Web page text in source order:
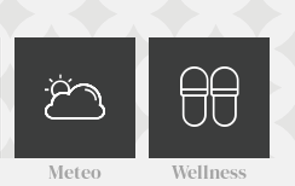
Meteo Wellness